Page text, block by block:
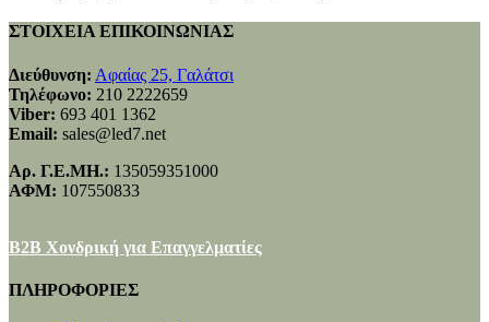
ΣΤΟΙΧΕΙΑ ΕΠΙΚΟΙΝΩΝΙΑΣ
Διεύθυνση: Αφαίας 25, Γαλάτσι
Τηλέφωνο: 210 2222659
Viber: 693 401 1362
Email: sales@led7.net
Αρ. Γ.Ε.ΜΗ.: 135059351000
ΑΦΜ: 107550833
B2B Χονδρική για Επαγγελματίες
ΠΛΗΡΟΦΟΡΙΕΣ